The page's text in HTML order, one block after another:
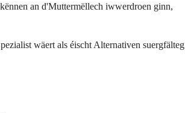
an d'Muttermëllech iwwerdroen ginn,
wäert als éischt Alternativen suergfälteg